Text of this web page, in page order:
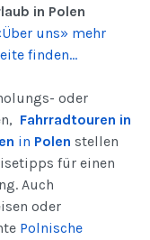
in Polen
uns» mehr
finden...
oder
Fahrradtouren in
in Polen stellen
für einen
Auch
oder
Polnische